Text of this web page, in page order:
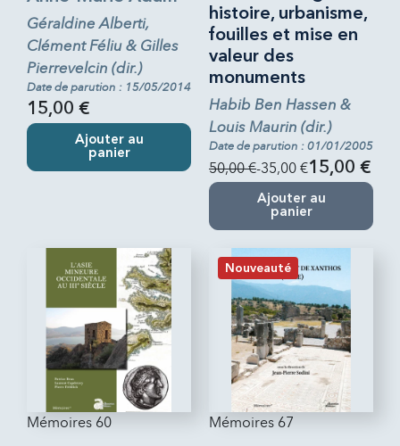
Géraldine Alberti,
Clément Féliu & Gilles
Pierrevelcin (dir.)
Date de parution : 15/05/2014
15,00 €
Ajouter au
panier
histoire, urbanisme,
fouilles et mise en
valeur des
monuments
Habib Ben Hassen &
Louis Maurin (dir.)
Date de parution : 01/01/2005
50,00 €-35,00 €15,00 €
Ajouter au
panier
Mémoires 60
Nouveauté
Mémoires 67